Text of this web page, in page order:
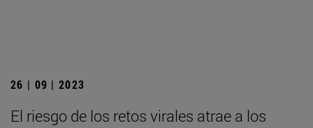
26 | 09 | 2023
El riesgo de los retos virales atrae a los